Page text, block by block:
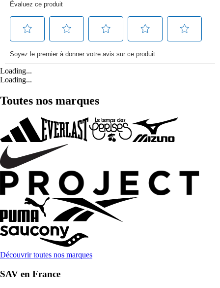
Loading...
Loading...
Toutes nos marques
Découvrir toutes nos marques
SAV en France